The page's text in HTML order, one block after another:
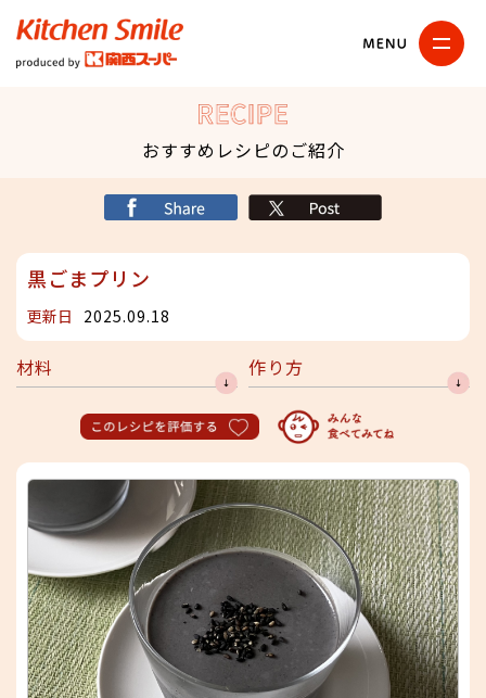
キッチンスマイル
おすすめレシピのご紹介
黒ごまプリン
更新日 2025.09.18
材料 作り方